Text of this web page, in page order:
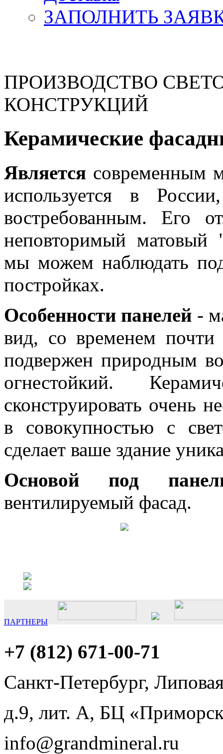
ЗАПОЛНИТЬ
ПРОИЗВОДСТВО
КОНСТРУКЦИЙ
Керамические
Является современным
используется в
востребованным. Его
неповторимый
мы можем наблюдать
постройках.
Особенности панелей -
вид, со временем почти
подвержен природным
огнестойкий.
сконструировать очень
в совокупностью с
сделает ваше здание
Основой под
вентилируемый фасад.
ПАРТНЕРЫ
+7 (812) 671-00-71
Санкт-Петербург,
д.9, лит. А, БЦ
info@grandmineral.ru